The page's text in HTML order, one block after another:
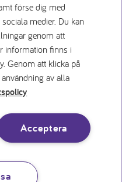
förse dig med
medier. Du kan
genom att
information finns i
Genom att klicka på
av alla
Acceptera